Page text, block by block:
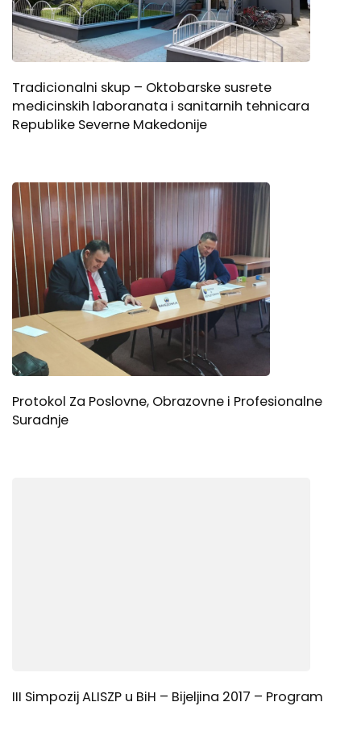
Tradicionalni skup – Oktobarske susrete
medicinskih laboranata i sanitarnih tehnicara
Republike Severne Makedonije
Protokol Za Poslovne, Obrazovne i Profesionalne
Suradnje
III Simpozij ALISZP u BiH – Bijeljina 2017 – Program